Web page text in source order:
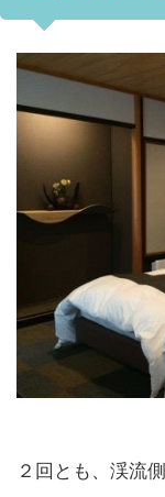
２回とも、渓流